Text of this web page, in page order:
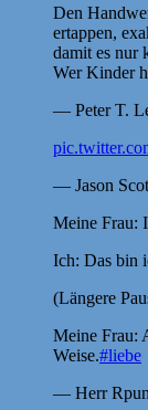
Den
ertappen,
damit es nur
Wer Kinder
— Peter T.
— Jason
Meine Frau:
Ich: Das bin
(Längere
Meine Frau:
Weise.#liebe
— Herr